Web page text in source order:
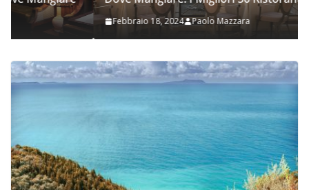
Febbraio 18, 2024 Paolo Mazzara